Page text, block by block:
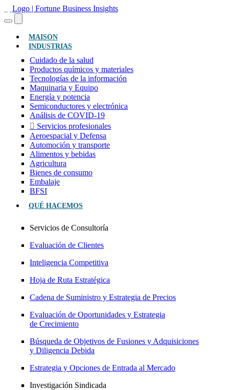
MAISON(ACTUAL)
INDUSTRIAS
Cuidado de la salud
Productos químicos y materiales
Tecnologías de la información
Maquinaria y Equipo
Energía y potencia
Semiconductores y electrónica
Análisis de COVID-19
Servicios profesionales
Aeroespacial y Defensa
Automoción y transporte
Alimentos y bebidas
Agricultura
Bienes de consumo
Embalaje
BFSI
QUÉ HACEMOS
Servicios de Consultoría
Evaluación de Clientes
Inteligencia Competitiva
Hoja de Ruta Estratégica
Cadena de Suministro y Estrategia de Precios
Evaluación de Oportunidades y Estrategia
de Crecimiento
Búsqueda de Objetivos de Fusiones y Adquisiciones
y Diligencia Debida
Estrategia y Opciones de Entrada al Mercado
Investigación Sindicada